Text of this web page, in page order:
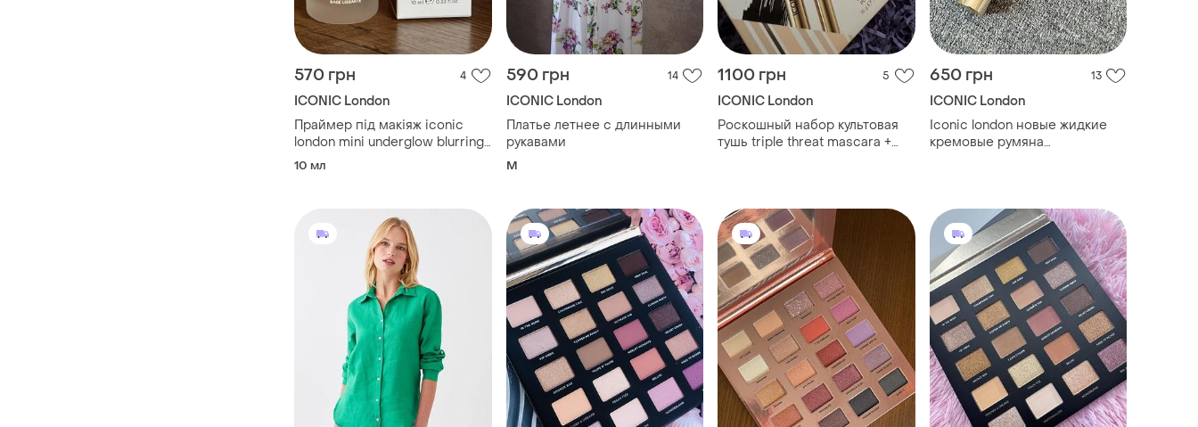
570 грн 4
ICONIC London
Праймер під макіяж iconic
london mini underglow blurring
primer 10 мл
10 мл
590 грн 14
ICONIC London
Платье летнее с длинными
рукавами
M
1100 грн 5
ICONIC London
Роскошный набор культовая
тушь triple threat mascara +
650 грн 13
ICONIC London
Iconic london новые жидкие
кремовые румяна